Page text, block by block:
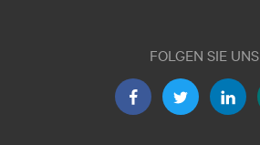
FOLGEN SIE UNS